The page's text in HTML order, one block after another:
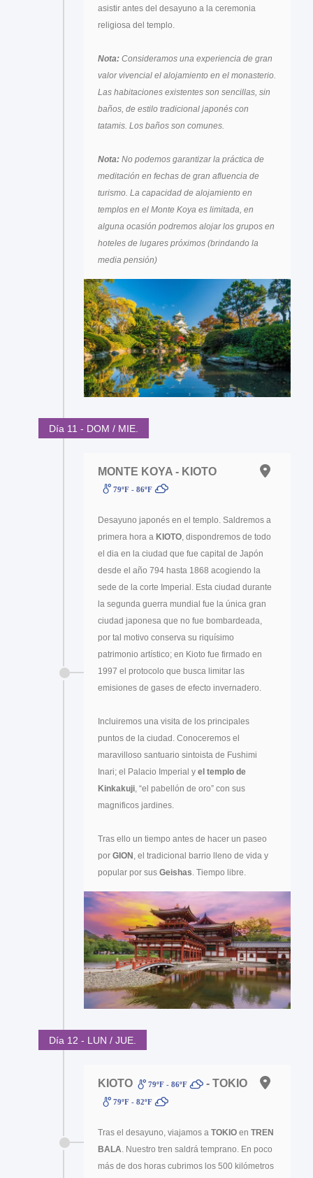
asistir antes del desayuno a la ceremonia
religiosa del templo.
Nota: Consideramos una experiencia de gran
valor vivencial el alojamiento en el monasterio.
Las habitaciones existentes son sencillas, sin
baños, de estilo tradicional japonés con
tatamis. Los baños son comunes.
Nota: No podemos garantizar la práctica de
meditación en fechas de gran afluencia de
turismo. La capacidad de alojamiento en
templos en el Monte Koya es limitada, en
alguna ocasión podremos alojar los grupos en
hoteles de lugares próximos (brindando la
media pensión)
Día 11 - DOM / MIE.
MONTE KOYA - KIOTO
79ºF - 86ºF
Desayuno japonés en el templo. Saldremos a
primera hora a KIOTO , dispondremos de todo
el dia en la ciudad que fue capital de Japón
desde el año 794 hasta 1868 acogiendo la
sede de la corte Imperial. Esta ciudad durante
la segunda guerra mundial fue la única gran
ciudad japonesa que no fue bombardeada,
por tal motivo conserva su riquísimo
patrimonio artístico; en Kioto fue firmado en
1997 el protocolo que busca limitar las
emisiones de gases de efecto invernadero.
Incluiremos una visita de los principales
puntos de la ciudad. Conoceremos el
maravilloso santuario sintoista de Fushimi
Inari; el Palacio Imperial y el templo de
Kinkakuji , “el pabellón de oro” con sus
magnificos jardines.
Tras ello un tiempo antes de hacer un paseo
por GION , el tradicional barrio lleno de vida y
popular por sus Geishas . Tiempo libre.
Día 12 - LUN / JUE.
KIOTO 79ºF - 86ºF - TOKIO
79ºF - 82ºF
Tras el desayuno, viajamos a TOKIO en TREN
BALA . Nuestro tren saldrá temprano. En poco
más de dos horas cubrimos los 500 kilómetros